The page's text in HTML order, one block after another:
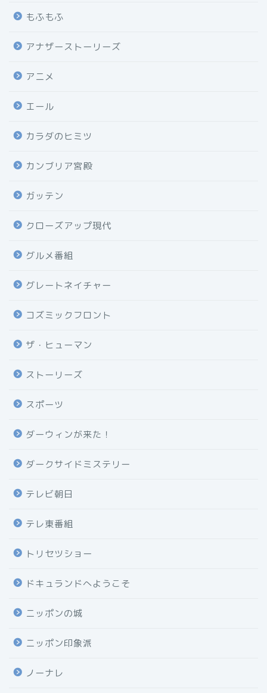
もふもふ
アナザーストーリーズ
アニメ
エール
カラダのヒミツ
カンブリア宮殿
ガッテン
クローズアップ現代
グルメ番組
グレートネイチャー
コズミックフロント
ザ・ヒューマン
ストーリーズ
スポーツ
ダーウィンが来た！
ダークサイドミステリー
テレビ朝日
テレ東番組
トリセツショー
ドキュランドへようこそ
ニッポンの城
ニッポン印象派
ノーナレ